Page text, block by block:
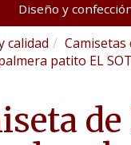
Diseño y
calidad
Camisetas
patito EL